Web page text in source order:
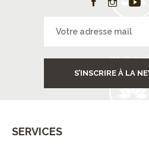
de la
S’INSCRIRE À LA
SERVICES